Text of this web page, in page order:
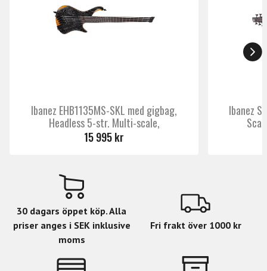
Ibanez EHB1135MS-SKL med gigbag,
Headless 5-str. Multi-scale,
15 995 kr
Ibanez
30 dagars öppet köp. Alla
priser anges i SEK inklusive
moms
Fri frakt över 1000 kr